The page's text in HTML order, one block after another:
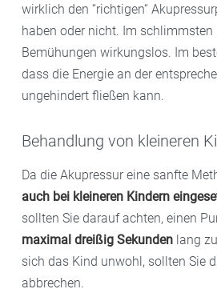
wirklich den “richtigen“
haben oder nicht. Im schlimmsten
Bemühungen wirkungslos. Im
dass die Energie an der
ungehindert fließen kann.
Behandlung von kleineren
Da die Akupressur eine sanfte
auch bei kleineren Kindern
sollten Sie darauf achten, einen
maximal dreißig Sekunden lang
sich das Kind unwohl, sollten Sie
abbrechen.